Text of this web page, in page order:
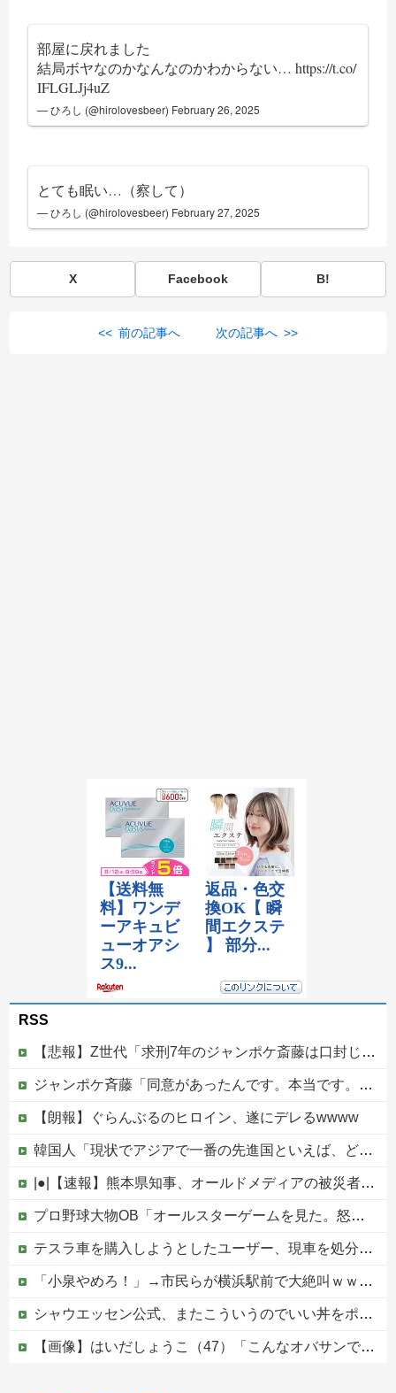
部屋に戻れました
結局ボヤなのかなんなのかわからない…https://t.co/
IFLGLJj4uZ
— ひろし (@hirolovesbeer) February 26, 2025
とても眠い…（察して）
— ひろし (@hirolovesbeer) February 27, 2025
X Facebook B!
<< 前の記事へ 次の記事へ >>
RSS
【悲報】Z世代「求刑7年のジャンポケ斎藤は口封じに被害者殺した方が量刑軽かっただろ」←1万いいね
ジャンポケ斉藤「同意があったんです。本当です。信じて下さい」 ←何でこの主張が通らないの？
【朗報】ぐらんぶるのヒロイン、遂にデレるwwww
韓国人「現状でアジアで一番の先進国といえば、どの国になるんだ？やはり日本という認識なのだろうか？」
|●|【速報】熊本県知事、オールドメディアの被災者、遺族への取材に怒り「極めて強い不満、苦情が寄せられた」
プロ野球大物OB「オールスターゲームを見た。怒りを通り越して、あきれ果てた」他
テスラ車を購入しようとしたユーザー、現車を処分して代金を支払い、平日の納車日に予定を合わせた結果……
「小泉やめろ！」→市民らが横浜駅前で大絶叫ｗｗｗｗｗｗｗｗ
シャウエッセン公式、またこういうのでいい丼をポスト
【画像】はいだしょうこ（47）「こんなオバサンでいいの…？」